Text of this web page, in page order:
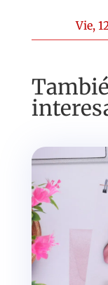
Vie,